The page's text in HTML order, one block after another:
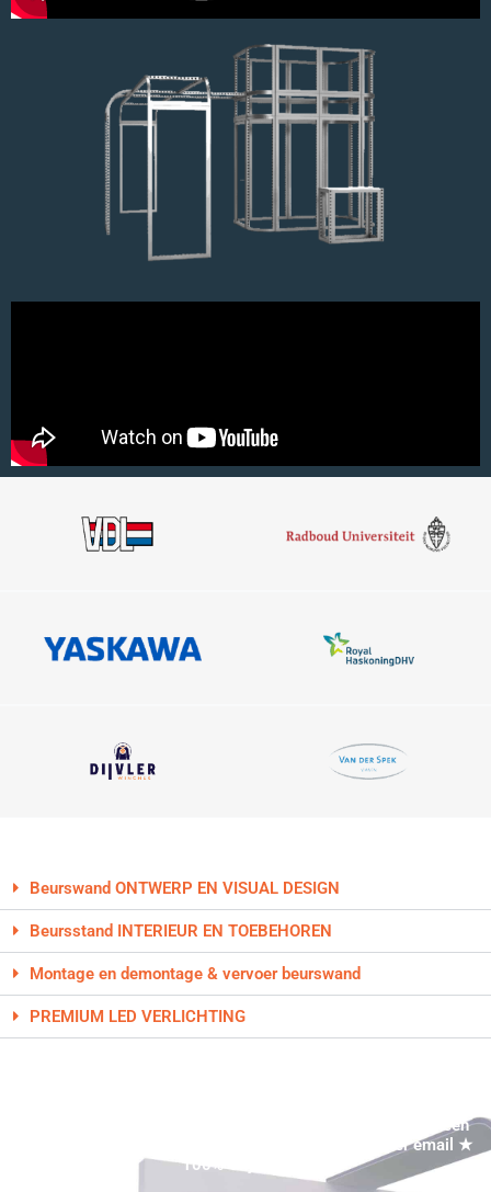
Beurswand ONTWERP EN VISUAL DESIGN
Beursstand INTERIEUR EN TOEBEHOREN
Montage en demontage & vervoer beurswand
PREMIUM LED VERLICHTING
Beursstand Kopen in Soesterberg? Ontvang dezelfde dag een
Prijsindicatie in Soesterberg voor een Beursstand per email ★
100% Vrijblijvend